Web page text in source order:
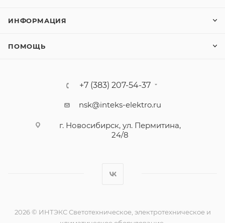
ИНФОРМАЦИЯ
ПОМОЩЬ
+7 (383) 207-54-37
nsk@inteks-elektro.ru
г. Новосибирск, ул. Пермитина,
24/8
2026 © ИНТЭКС Светотехническое, электротехническое и